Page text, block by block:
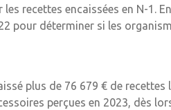
recettes encaissées en N-1.
pour déterminer si les
plus de 76 679 € de
perçues en 2023, dès